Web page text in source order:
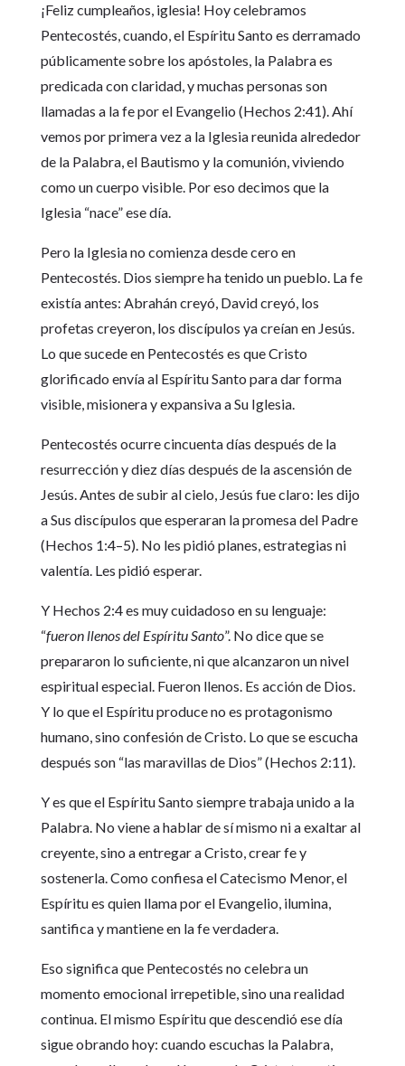
¡Feliz cumpleaños, iglesia! Hoy celebramos
Pentecostés, cuando, el Espíritu Santo es derramado
públicamente sobre los apóstoles, la Palabra es
predicada con claridad, y muchas personas son
llamadas a la fe por el Evangelio (Hechos 2:41). Ahí
vemos por primera vez a la Iglesia reunida alrededor
de la Palabra, el Bautismo y la comunión, viviendo
como un cuerpo visible. Por eso decimos que la
Iglesia “nace” ese día.
Pero la Iglesia no comienza desde cero en
Pentecostés. Dios siempre ha tenido un pueblo. La fe
existía antes: Abrahán creyó, David creyó, los
profetas creyeron, los discípulos ya creían en Jesús.
Lo que sucede en Pentecostés es que Cristo
glorificado envía al Espíritu Santo para dar forma
visible, misionera y expansiva a Su Iglesia.
Pentecostés ocurre cincuenta días después de la
resurrección y diez días después de la ascensión de
Jesús. Antes de subir al cielo, Jesús fue claro: les dijo
a Sus discípulos que esperaran la promesa del Padre
(Hechos 1:4–5). No les pidió planes, estrategias ni
valentía. Les pidió esperar.
Y Hechos 2:4 es muy cuidadoso en su lenguaje:
“fueron llenos del Espíritu Santo”. No dice que se
prepararon lo suficiente, ni que alcanzaron un nivel
espiritual especial. Fueron llenos. Es acción de Dios.
Y lo que el Espíritu produce no es protagonismo
humano, sino confesión de Cristo. Lo que se escucha
después son “las maravillas de Dios” (Hechos 2:11).
Y es que el Espíritu Santo siempre trabaja unido a la
Palabra. No viene a hablar de sí mismo ni a exaltar al
creyente, sino a entregar a Cristo, crear fe y
sostenerla. Como confiesa el Catecismo Menor, el
Espíritu es quien llama por el Evangelio, ilumina,
santifica y mantiene en la fe verdadera.
Eso significa que Pentecostés no celebra un
momento emocional irrepetible, sino una realidad
continua. El mismo Espíritu que descendió ese día
sigue obrando hoy: cuando escuchas la Palabra,